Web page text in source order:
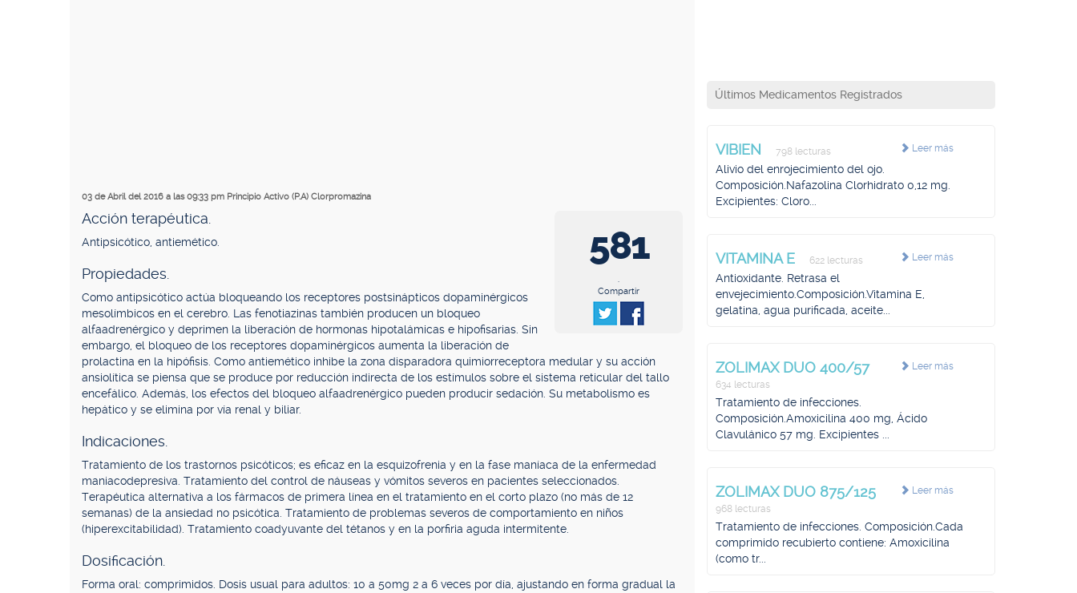
03 de Abril del 2016 a las 09:33 pm Principio Activo (P.A) Clorpromazina
581
.
Compartir
Acción terapéutica.
Antipsicótico, antiemético.
Propiedades.
Como antipsicótico actúa bloqueando los receptores postsinápticos dopaminérgicos
mesolímbicos en el cerebro. Las fenotiazinas también producen un bloqueo
alfaadrenérgico y deprimen la liberación de hormonas hipotalámicas e hipofisarias. Sin
embargo, el bloqueo de los receptores dopaminérgicos aumenta la liberación de
prolactina en la hipófisis. Como antiemético inhibe la zona disparadora quimiorreceptora medular y su acción
ansiolítica se piensa que se produce por reducción indirecta de los estímulos sobre el sistema reticular del tallo
encefálico. Además, los efectos del bloqueo alfaadrenérgico pueden producir sedación. Su metabolismo es
hepático y se elimina por vía renal y biliar.
Indicaciones.
Tratamiento de los trastornos psicóticos; es eficaz en la esquizofrenia y en la fase maníaca de la enfermedad
maniacodepresiva. Tratamiento del control de náuseas y vómitos severos en pacientes seleccionados.
Terapéutica alternativa a los fármacos de primera línea en el tratamiento en el corto plazo (no más de 12
semanas) de la ansiedad no psicótica. Tratamiento de problemas severos de comportamiento en niños
(hiperexcitabilidad). Tratamiento coadyuvante del tétanos y en la porfiria aguda intermitente.
Dosificación.
Forma oral: comprimidos. Dosis usual para adultos: 10 a 50mg 2 a 6 veces por día, ajustando en forma gradual la
Últimos Medicamentos Registrados
Leer más
VIBIEN 798 lecturas
Alivio del enrojecimiento del ojo.
Composición.Nafazolina Clorhidrato 0,12 mg.
Excipientes: Cloro...
Leer más
VITAMINA E 622 lecturas
Antioxidante. Retrasa el
envejecimiento.Composición.Vitamina E,
gelatina, agua purificada, aceite...
Leer más
ZOLIMAX DUO 400/57
634 lecturas
Tratamiento de infecciones.
Composición.Amoxicilina 400 mg, Ácido
Clavulánico 57 mg. Excipientes ...
Leer más
ZOLIMAX DUO 875/125
968 lecturas
Tratamiento de infecciones. Composición.Cada
comprimido recubierto contiene: Amoxicilina
(como tr...